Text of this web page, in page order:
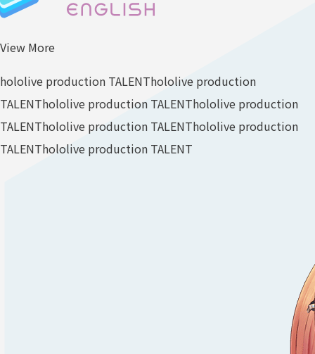
View More
hololive production TALENThololive production
TALENThololive production TALENThololive production
TALENThololive production TALENThololive production
TALENThololive production TALENT